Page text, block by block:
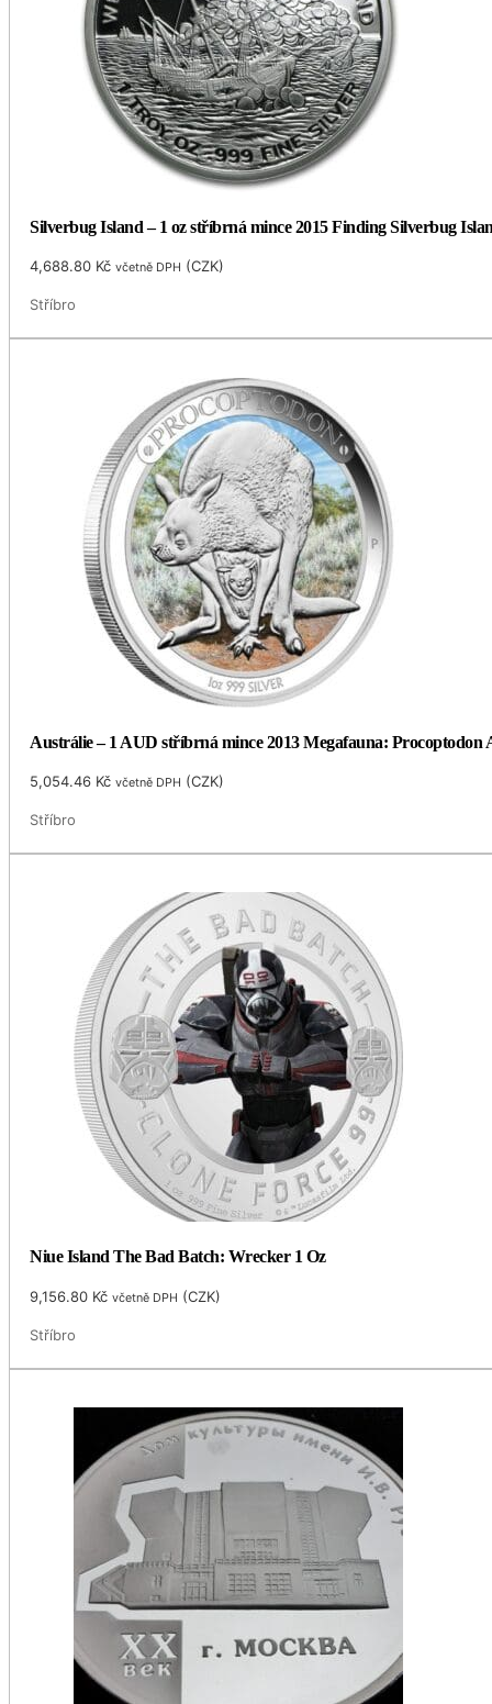
Silverbug Island – 1 oz stříbrná mince 2015 Finding Silverbug
4,688.80 Kč včetně DPH (CZK)
Stříbro
Austrálie – 1 AUD stříbrná mince 2013 Megafauna: Procoptodon
5,054.46 Kč včetně DPH (CZK)
Stříbro
Niue Island The Bad Batch: Wrecker 1 Oz
9,156.80 Kč včetně DPH (CZK)
Stříbro